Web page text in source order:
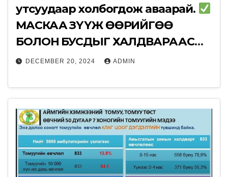
утсуудаар холбогдож аваарай.
МАСКАА ЗҮҮЖ ӨӨРИЙГӨӨ
БОЛОН БУСДЫГ ХАЛДВАРААС
ХАМГААЛЬЯ.
DECEMBER 20, 2024 ADMIN